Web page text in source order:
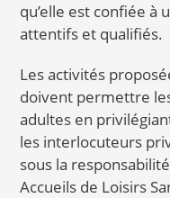
qu’elle est confiée à
attentifs et qualifiés.
Les activités
doivent permettre
adultes en
les interlocuteurs
sous la
Accueils de Loisirs